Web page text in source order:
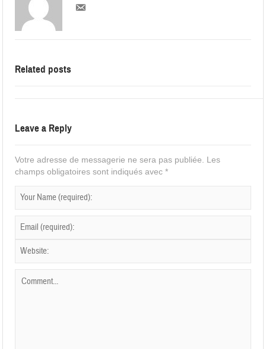
Related posts
Leave a Reply
Votre adresse de messagerie ne sera pas publiée.
Les
champs obligatoires sont indiqués avec*